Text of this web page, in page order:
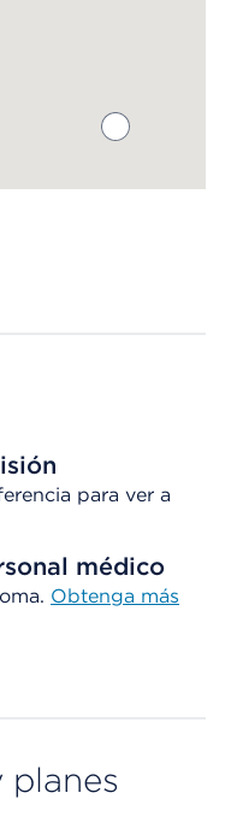
para ver a
médico
Obtenga más
planes